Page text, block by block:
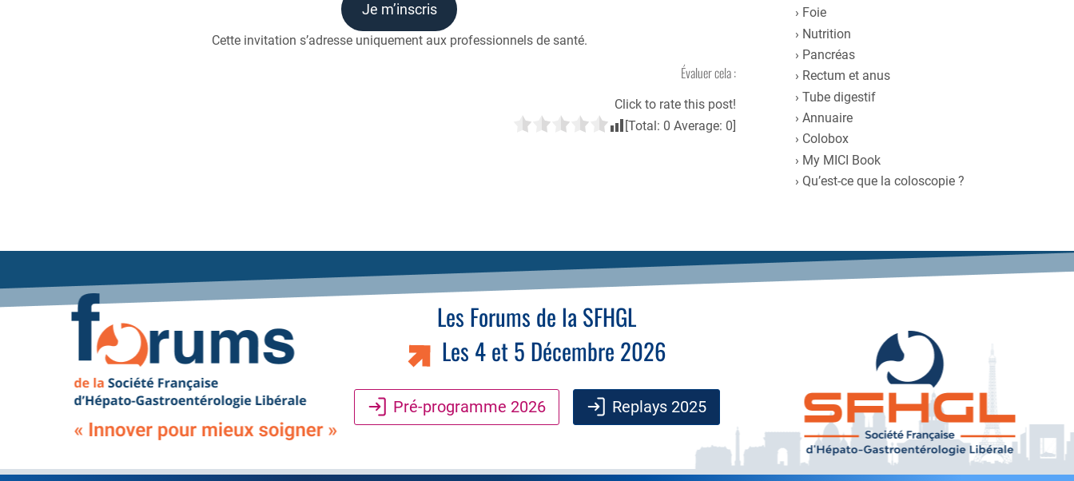
Je m’inscris
Cette invitation s’adresse uniquement aux professionnels de santé.
Évaluer cela :
Click to rate this post!
[Total: 0 Average: 0]
Foie
Nutrition
Pancréas
Rectum et anus
Tube digestif
Annuaire
Colobox
My MICI Book
Qu’est-ce que la coloscopie ?
Les Forums de la SFHGL
Les 4 et 5 Décembre 2026
Pré-programme 2026 Replays 2025